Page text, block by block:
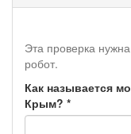
Эта проверка
робот.
Как называется
Крым? *